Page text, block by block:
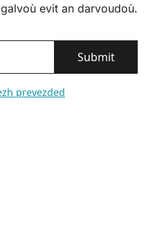
evit an darvoudoù.
prevezded